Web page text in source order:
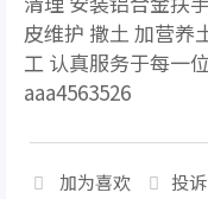
皮维护 撒土 加营养
工 认真服务于每一
aaa4563526
加为喜欢 投诉